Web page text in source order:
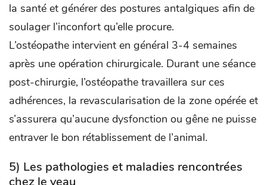
la santé et générer des postures antalgiques afin de
soulager l’inconfort qu’elle procure.
L’ostéopathe intervient en général 3-4 semaines
après une opération chirurgicale. Durant une séance
post-chirurgie, l’ostéopathe travaillera sur ces
adhérences, la revascularisation de la zone opérée et
s’assurera qu’aucune dysfonction ou gêne ne puisse
entraver le bon rétablissement de l’animal.
5) Les pathologies et maladies rencontrées
chez le veau